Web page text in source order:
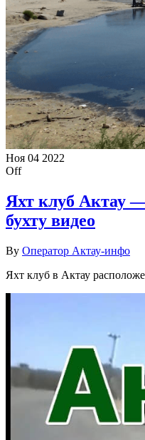
Ноя 04 2022
Off
Яхт клуб Актау
бухту видео
By Оператор Актау-инфо
Яхт клуб в Актау